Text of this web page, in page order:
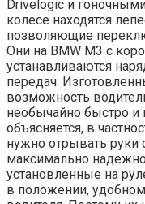
Drivelogic и
колесе находятся
позволяющие
Они на BMW M3 с
устанавливаются
передач.
возможность
необычайно быстро и
объясняется, в
нужно отрывать руки
максимально
установленные на
в положении,